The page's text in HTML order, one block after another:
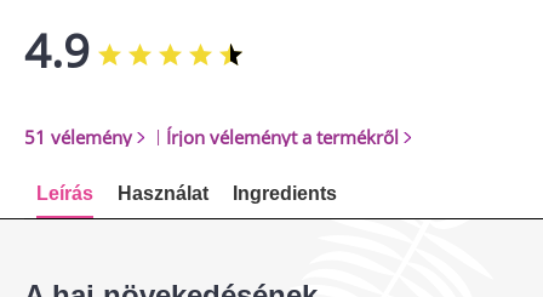
4.9
51 vélemény | Írjon véleményt a termékről
Leírás Használat Ingredients